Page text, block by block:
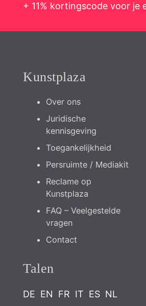
+ 11% kortingscode voor je
Kunstplaza
Over ons
Juridische
kennisgeving
Toegankelijkheid
Persruimte / Mediakit
Reclame op
Kunstplaza
FAQ – Veelgestelde
vragen
Contact
Talen
DE EN FR IT ES NL